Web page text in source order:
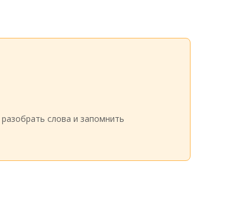
слова и запомнить